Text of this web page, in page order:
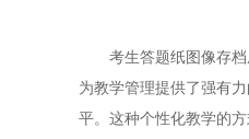
考生答题纸图像存档
为教学管理提供了强有
平。这种个性化教学的